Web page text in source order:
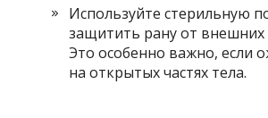
Используйте стерильную
защитить рану от внешних
Это особенно важно, если
на открытых частях тела.